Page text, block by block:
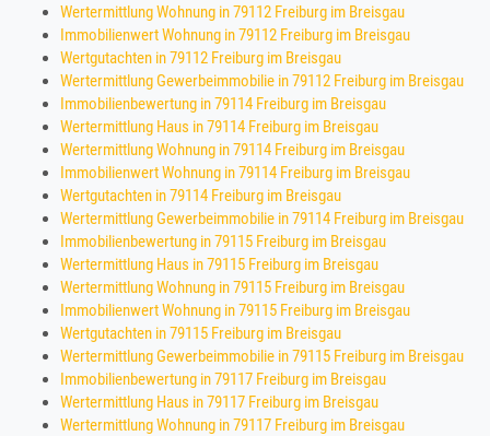
Wertermittlung Wohnung in 79112 Freiburg im Breisgau
Immobilienwert Wohnung in 79112 Freiburg im Breisgau
Wertgutachten in 79112 Freiburg im Breisgau
Wertermittlung Gewerbeimmobilie in 79112 Freiburg im Breisgau
Immobilienbewertung in 79114 Freiburg im Breisgau
Wertermittlung Haus in 79114 Freiburg im Breisgau
Wertermittlung Wohnung in 79114 Freiburg im Breisgau
Immobilienwert Wohnung in 79114 Freiburg im Breisgau
Wertgutachten in 79114 Freiburg im Breisgau
Wertermittlung Gewerbeimmobilie in 79114 Freiburg im Breisgau
Immobilienbewertung in 79115 Freiburg im Breisgau
Wertermittlung Haus in 79115 Freiburg im Breisgau
Wertermittlung Wohnung in 79115 Freiburg im Breisgau
Immobilienwert Wohnung in 79115 Freiburg im Breisgau
Wertgutachten in 79115 Freiburg im Breisgau
Wertermittlung Gewerbeimmobilie in 79115 Freiburg im Breisgau
Immobilienbewertung in 79117 Freiburg im Breisgau
Wertermittlung Haus in 79117 Freiburg im Breisgau
Wertermittlung Wohnung in 79117 Freiburg im Breisgau